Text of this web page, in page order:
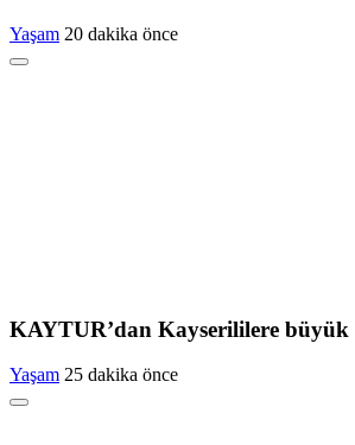
Yaşam 20 dakika önce
KAYTUR’dan Kayserililere büyük
Yaşam 25 dakika önce